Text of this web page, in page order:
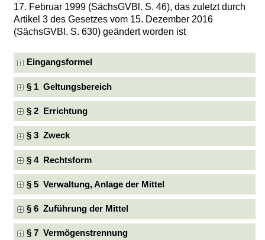
17. Februar 1999 (SächsGVBl. S. 46), das zuletzt durch
Artikel 3 des Gesetzes vom 15. Dezember 2016
(SächsGVBl. S. 630) geändert worden ist
Eingangsformel
§ 1 Geltungsbereich
§ 2 Errichtung
§ 3 Zweck
§ 4 Rechtsform
§ 5 Verwaltung, Anlage der Mittel
§ 6 Zuführung der Mittel
§ 7 Vermögenstrennung